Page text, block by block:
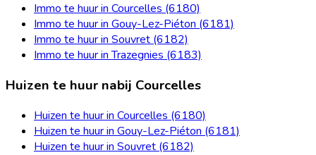
Immo te huur in Courcelles (6180)
Immo te huur in Gouy-Lez-Piéton (6181)
Immo te huur in Souvret (6182)
Immo te huur in Trazegnies (6183)
Huizen te huur nabij Courcelles
Huizen te huur in Courcelles (6180)
Huizen te huur in Gouy-Lez-Piéton (6181)
Huizen te huur in Souvret (6182)